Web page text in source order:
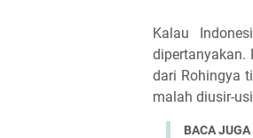
Kalau
dipertanyakan.
dari Rohingya
malah diusir-
BACA JUGA